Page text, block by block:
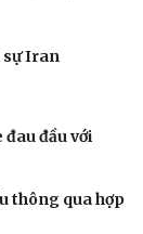
sự Iran
đầu với
thông qua hợp